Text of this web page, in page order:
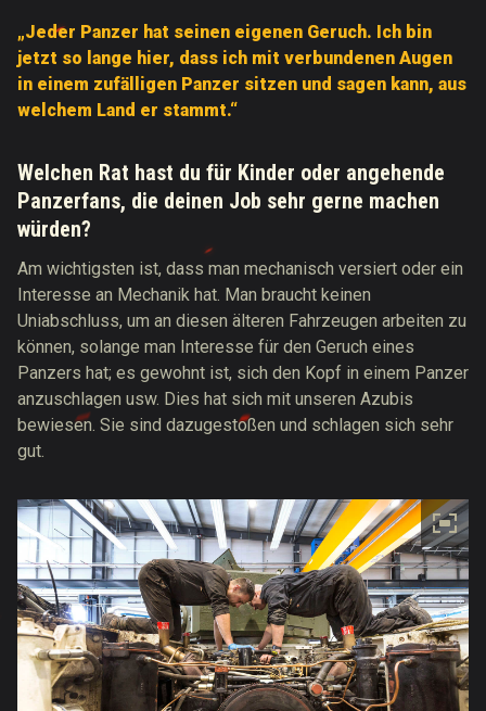
„Jeder Panzer hat seinen eigenen Geruch. Ich bin
jetzt so lange hier, dass ich mit verbundenen Augen
in einem zufälligen Panzer sitzen und sagen kann, aus
welchem Land er stammt.“
Welchen Rat hast du für Kinder oder angehende
Panzerfans, die deinen Job sehr gerne machen
würden?
Am wichtigsten ist, dass man mechanisch versiert oder ein
Interesse an Mechanik hat. Man braucht keinen
Uniabschluss, um an diesen älteren Fahrzeugen arbeiten zu
können, solange man Interesse für den Geruch eines
Panzers hat; es gewohnt ist, sich den Kopf in einem Panzer
anzuschlagen usw. Dies hat sich mit unseren Azubis
bewiesen. Sie sind dazugestoßen und schlagen sich sehr
gut.